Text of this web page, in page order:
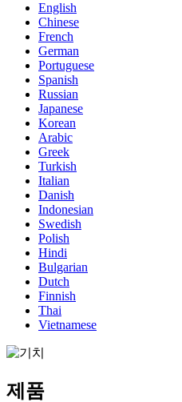
English
Chinese
French
German
Portuguese
Spanish
Russian
Japanese
Korean
Arabic
Greek
Turkish
Italian
Danish
Indonesian
Swedish
Polish
Hindi
Bulgarian
Dutch
Finnish
Thai
Vietnamese
제품